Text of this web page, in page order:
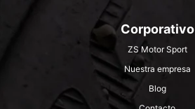
Corporativo
ZS Motor Sport
Nuestra empresa
Blog